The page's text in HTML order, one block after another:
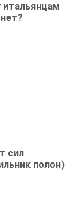
итальянцам
сил
полон)